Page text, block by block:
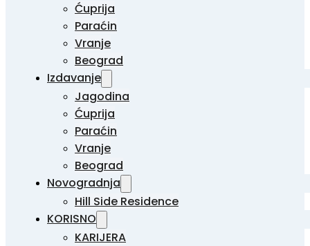
Ćuprija
Paraćin
Vranje
Beograd
Izdavanje
Jagodina
Ćuprija
Paraćin
Vranje
Beograd
Novogradnja
Hill Side Residence
KORISNO
KARIJERA